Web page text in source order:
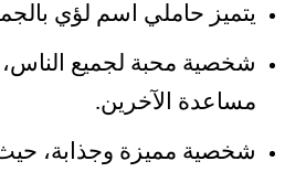
يتميز حاملي اسم لؤي
شخصية محبة لجميع
مساعدة الآخرين.
شخصية مميزة وجذابة،